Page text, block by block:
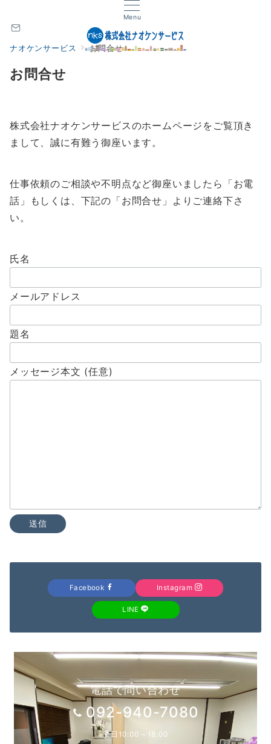
Menu
ナオケンサービス お問合せ
お問合せ
株式会社ナオケンサービスのホームページをご覧頂き
まして、誠に有難う御座います。
仕事依頼のご相談や不明点など御座いましたら「お電
話」もしくは、下記の「お問合せ」よりご連絡下さ
い。
氏名
メールアドレス
題名
メッセージ本文 (任意)
Facebook Instagram
LINE
電話で問い合わせ
092-940-7080
平日10:00～18:00